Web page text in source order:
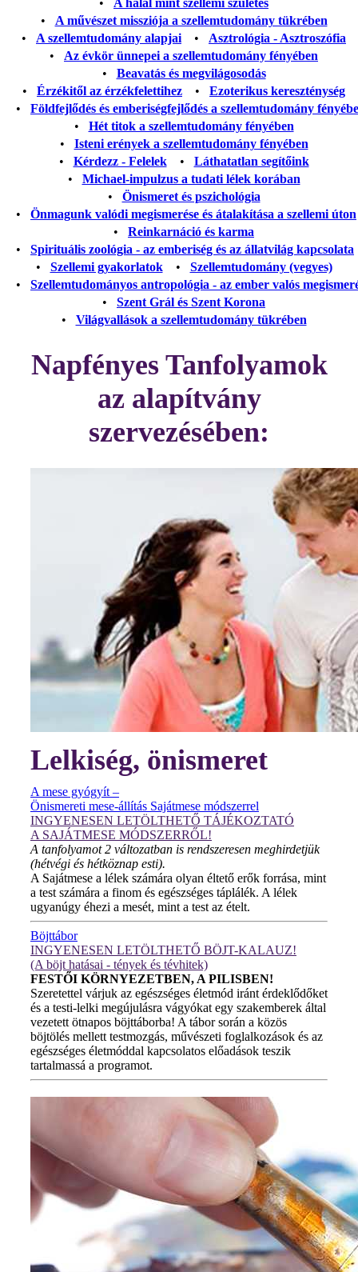
• A művészet missziója a szellemtudomány tükrében
• A szellemtudomány alapjai • Asztrológia - Asztroszófia
• Az évkör ünnepei a szellemtudomány fényében
• Beavatás és megvilágosodás
• Érzékitől az érzékfelettihez • Ezoterikus kereszténység
• Földfejlődés és emberiségfejlődés a szellemtudomány
• Hét titok a szellemtudomány fényében
• Isteni erények a szellemtudomány fényében
• Kérdezz - Felelek• Láthatatlan segítőink
• Michael-impulzus a tudati lélek korában
• Önismeret és pszichológia
• Önmagunk valódi megismerése és átalakítása a szellemi úton
• Reinkarnáció és karma
• Spirituális zoológia - az emberiség és az állatvilág kapcsolata
• Szellemi gyakorlatok• Szellemtudomány (vegyes)
• Szellemtudományos antropológia - az ember valós
• Szent Grál és Szent Korona
• Világvallások a szellemtudomány tükrében
Napfényes Tanfolyamok
az alapítvány
szervezésében:
Lelkiség, önismeret
A mese gyógyít –
Önismereti mese-állítás Sajátmese módszerrel
INGYENESEN LETÖLTHETŐ TÁJÉKOZTATÓ
A SAJÁTMESE MÓDSZERRŐL!
A tanfolyamot 2 változatban is rendszeresen meghirdetjük
(hétvégi és hétköznap esti).
A Sajátmese a lélek számára olyan éltető erők forrása, mint
a test számára a finom és egészséges táplálék. A lélek
ugyanúgy éhezi a mesét, mint a test az ételt.
Böjttábor
INGYENESEN LETÖLTHETŐ BÖJT-KALAUZ!
(A böjt hatásai - tények és tévhitek)
FESTŐI KÖRNYEZETBEN, A PILISBEN!
Szeretettel várjuk az egészséges életmód iránt érdeklődőket
és a testi-lelki megújulásra vágyókat egy szakemberek által
vezetett ötnapos böjttáborba! A tábor során a közös
böjtölés mellett testmozgás, művészeti foglalkozások és az
egészséges életmóddal kapcsolatos előadások teszik
tartalmassá a programot.